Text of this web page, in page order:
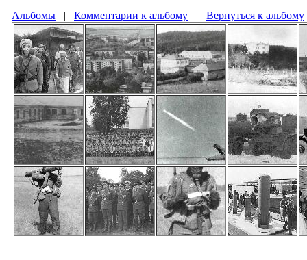
Альбомы | Комментарии к альбому | Вернуться к альбому